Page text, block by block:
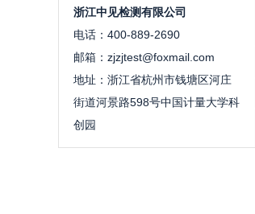
浙江中见检测有限公司
电话：400-889-2690
邮箱：zjzjtest@foxmail.com
地址：浙江省杭州市钱塘区河庄
街道河景路598号中国计量大学科
创园